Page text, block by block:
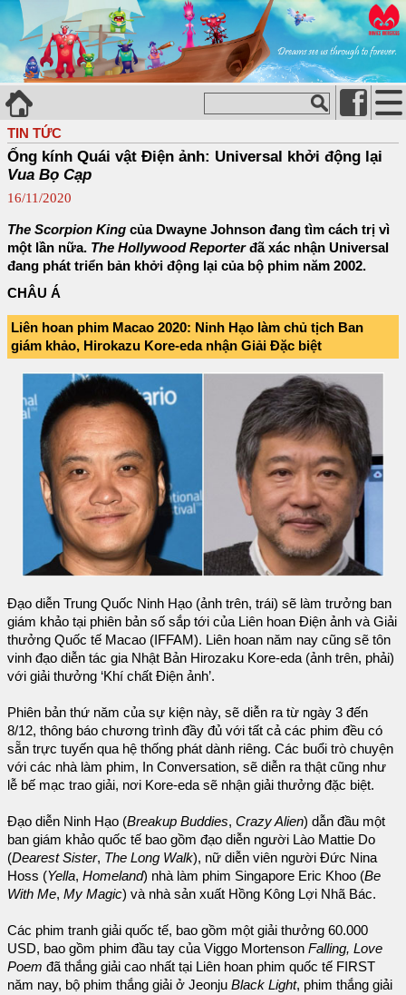
TIN TỨC
Ống kính Quái vật Điện ảnh: Universal khởi động lại
Vua Bọ Cạp
16/11/2020
The Scorpion King của Dwayne Johnson đang tìm cách trị vì
một lần nữa. The Hollywood Reporterđã xác nhận Universal
đang phát triển bản khởi động lại của bộ phim năm 2002.
CHÂU Á
Liên hoan phim Macao 2020: Ninh Hạo làm chủ tịch Ban
giám khảo, Hirokazu Kore-eda nhận Giải Đặc biệt
Đạo diễn Trung Quốc Ninh Hạo (ảnh trên, trái) sẽ làm trưởng ban
giám khảo tại phiên bản số sắp tới của Liên hoan Điện ảnh và Giải
thưởng Quốc tế Macao (IFFAM). Liên hoan năm nay cũng sẽ tôn
vinh đạo diễn tác gia Nhật Bản Hirozaku Kore-eda (ảnh trên, phải)
với giải thưởng ‘Khí chất Điện ảnh’.
Phiên bản thứ năm của sự kiện này, sẽ diễn ra từ ngày 3 đến
8/12, thông báo chương trình đầy đủ với tất cả các phim đều có
sẵn trực tuyến qua hệ thống phát dành riêng. Các buổi trò chuyện
với các nhà làm phim, In Conversation, sẽ diễn ra thật cũng như
lễ bế mạc trao giải, nơi Kore-eda sẽ nhận giải thưởng đặc biệt.
Đạo diễn Ninh Hạo (Breakup Buddies, Crazy Alien) dẫn đầu một
ban giám khảo quốc tế bao gồm đạo diễn người Lào Mattie Do
(Dearest Sister, The Long Walk), nữ diễn viên người Đức Nina
Hoss (Yella, Homeland) nhà làm phim Singapore Eric Khoo (Be
With Me, My Magic) và nhà sản xuất Hồng Kông Lợi Nhã Bác.
Các phim tranh giải quốc tế, bao gồm một giải thưởng 60.000
USD, bao gồm phim đầu tay của Viggo Mortenson Falling, Love
Poem đã thắng giải cao nhất tại Liên hoan phim quốc tế FIRST
năm nay, bộ phim thắng giải ở Jeonju Black Light, phim thắng giải